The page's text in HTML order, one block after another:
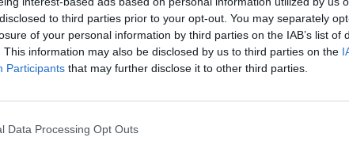
to third parties prior to your opt-out. You may separately
of your personal information by third parties on the IAB’s list of
This information may also be disclosed by us to third parties on the
Participants that may further disclose it to other third parties.
Data Processing Opt Outs
Visi įrašai
Vaidas Baumila apie meilės paieškas ir